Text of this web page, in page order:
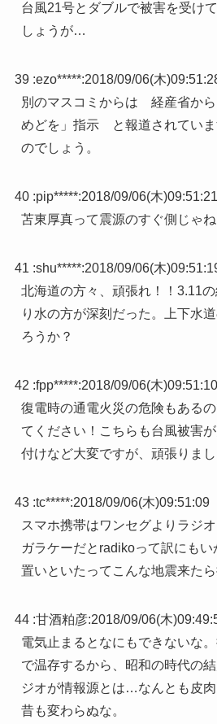
台風21号とダブルで被害を受け
しょうが…
39 :ezo*****:2018/09/06(木
別のマスコミからは 経産省か
めどを」指示 と報道されてい
のでしょう。
40 :pip*****:2018/09/06(木)09:51:21
苫東厚真って震源のすぐ側じゃ
41 :shu*****:2018/09/06(木
北海道の方々、頑張れ！！3.11
り水の方が深刻だった。上下水
ろうか？
42 :fpp*****:2018/09/06(木)09:51:10
復電時の通電火災の危険もある
てください！こちらも台風被害
付けなど大変ですが、頑張りまし
43 :tc*****:2018/09/06(木)09:51:09
スマホ携帯はワンセグよりラジ
ガラケーだとradikoって訳にも
置いといたってこんな地震来た
44 :甘酒粕彦:2018/09/06(木
電気止まるとなにもできないな
で温存するから、昭和の時代の
ジオが情報源とは…なんとも皮
昔も変わらぬな。